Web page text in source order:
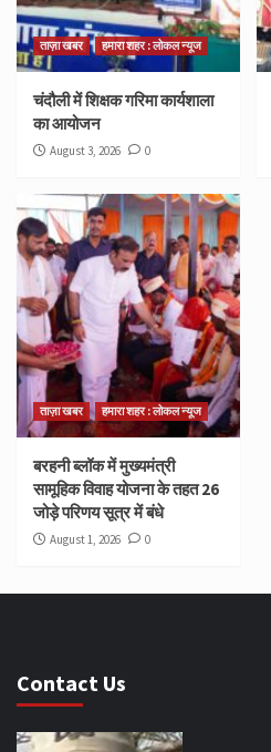
ताज़ा खबर हमारा शहर : लोकल न्यूज
चंदौली में शिक्षक गरिमा कार्यशाला
का आयोजन
August 3, 2026 0
ताज़ा खबर हमारा शहर : लोकल न्यूज
बरहनी ब्लॉक में मुख्यमंत्री
सामूहिक विवाह योजना के तहत 26
जोड़े परिणय सूत्र में बंधे
August 1, 2026 0
Contact Us